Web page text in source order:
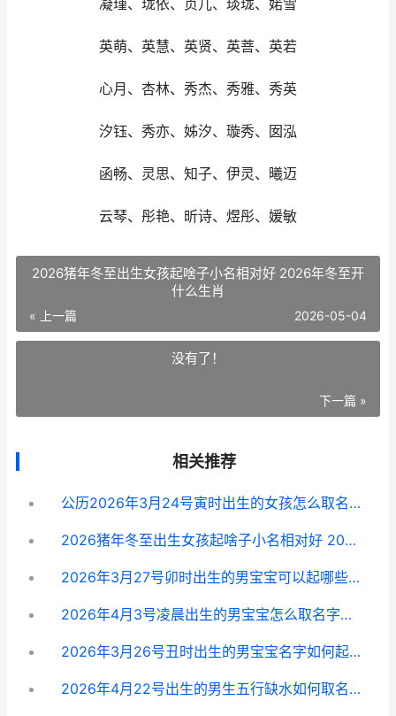
凝瑾、珑依、贞儿、琰珑、婼雪
英萌、英慧、英贤、英菩、英若
心月、杏林、秀杰、秀雅、秀英
汐钰、秀亦、姊汐、璇秀、囡泓
函畅、灵思、知子、伊灵、曦迈
云琴、彤艳、昕诗、煜彤、媛敏
2026猪年冬至出生女孩起啥子小名相对好 2026年冬至开
什么生肖
« 上一篇 2026-05-04
没有了！
下一篇 »
相关推荐
公历2026年3月24号寅时出生的女孩怎么取名 公历2026年3月17日14点2分年柱月柱日柱时柱
2026猪年冬至出生女孩起啥子小名相对好 2026年冬至开什么生肖
2026年3月27号卯时出生的男宝宝可以起哪些名字 2026年3月27日是好日子吗
2026年4月3号凌晨出生的男宝宝怎么取名字好 2026年4月3号是农历多少号
2026年3月26号丑时出生的男宝宝名字如何起 2026年3月26号日子好不好
2026年4月22号出生的男生五行缺水如何取名 2026年4月22号星期几